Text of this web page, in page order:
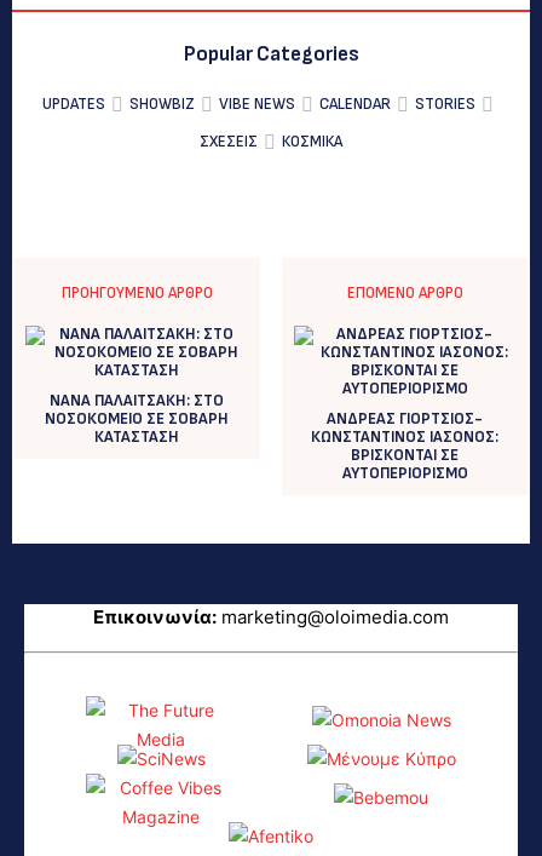
Popular Categories
UPDATES SHOWBIZ VIBE NEWS CALENDAR
STORIES
ΣΧΕΣΕΙΣ
ΚΟΣΜΙΚΑ
ΠΡΟΗΓΟΎΜΕΝΟ ΆΡΘΡΟ
NANA ΠΑΛΑΙΤΣΑΚΗ: ΣΤΟ
ΝΟΣΟΚΟΜΕΙΟ ΣΕ ΣΟΒΑΡΗ
ΚΑΤΑΣΤΑΣH
ΕΠΌΜΕΝΟ ΆΡΘΡΟ
ΑΝΔΡΕΑΣ ΓΙΟΡΤΣΙΟΣ-
ΚΩΝΣΤΑΝΤΙΝΟΣ ΙΑΣΟΝΟΣ:
ΒΡΙΣΚΟΝΤΑΙ ΣΕ
ΑΥΤΟΠΕΡΙΟΡΙΣΜΟ
Επικοινωνία: marketing@oloimedia.com